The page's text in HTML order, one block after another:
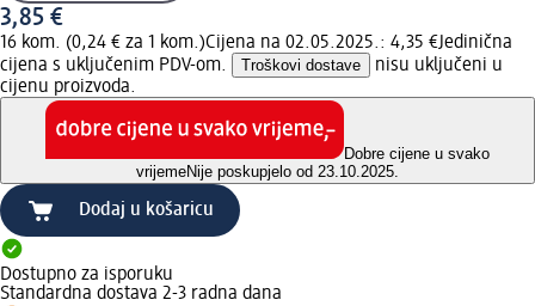
3,85 €
16 kom. (0,24 € za 1 kom.)Cijena na 02.05.2025.: 4,35 €Jedinična
cijena s uključenim PDV-om.
Troškovi dostave
nisu uključeni u
cijenu proizvoda.
Dobre cijene u svako
vrijemeNije poskupjelo od 23.10.2025.
Dodaj u košaricu
Dostupno za isporuku
Standardna dostava 2-3 radna dana